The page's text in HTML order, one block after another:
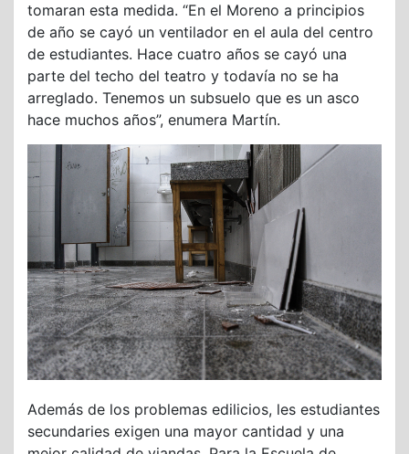
tomaran esta medida. “En el Moreno a principios
de año se cayó un ventilador en el aula del centro
de estudiantes. Hace cuatro años se cayó una
parte del techo del teatro y todavía no se ha
arreglado. Tenemos un subsuelo que es un asco
hace muchos años”, enumera Martín.
Además de los problemas edilicios, les estudiantes
secundaries exigen una mayor cantidad y una